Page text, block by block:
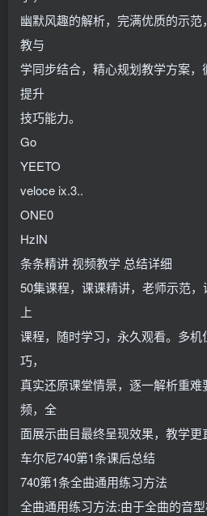
幽默风趣的解析，完满优质的示范
教与
学同步结合，精心规划教学方案
提升
技巧能力。
Go
YEETO
veloce ix.3..
ONE0
HzIN
条条精讲 视频教学 总结详细
50集课程，课课精讲，老师示范
上
课程，随时学习，永久观看。多
巧，
真实还原课堂情景，逐一解析重
频，全
面展示曲目最终呈现效果，教学更
车尔尼740第1条课后总结
740第1条全曲通用练习方法
全曲通用练习方法:由于全曲的音